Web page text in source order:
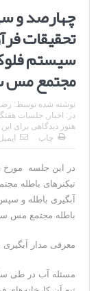
چهارصد و
تحقیقات
سیستم
مجتمع
نوشته شده توسط:
در: اخبار , جلسات
هنوز دیدگاهی برای
چاپ
تیکنرهای باطله
آبگیری باطله و
باطله مجتمع مس
معرفی مدار آبگیری
مسئله آب در طی